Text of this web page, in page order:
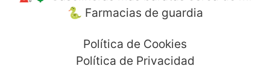
🐍 Farmacias de guardia
Política de Cookies
Política de Privacidad